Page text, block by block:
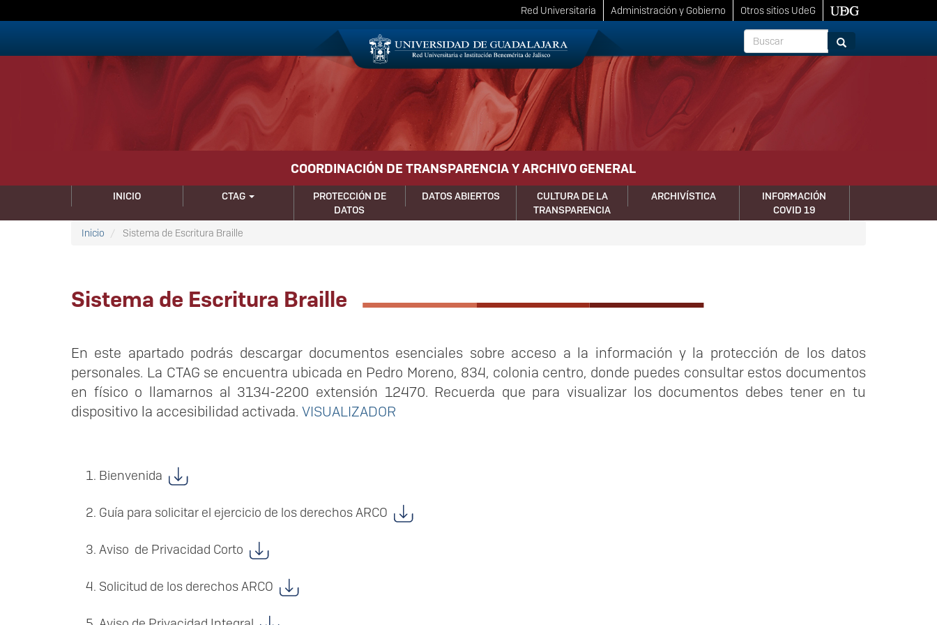
al
Red Universitaria Administración y Gobierno
Otros sitios UdeG
Buscar
Buscar
COORDINACIÓN DE TRANSPARENCIA Y ARCHIVO GENERAL
NAVEGACIÓN
PRINCIPAL
INICIO CTAG
PROTECCIÓN DE
DATOS
DATOS ABIERTOS
CULTURA DE LA
TRANSPARENCIA
ARCHIVÍSTICA
INFORMACIÓN
COVID 19
Inicio
Sistema de Escritura Braille
Sistema de Escritura Braille
En este apartado podrás descargar documentos esenciales sobre acceso a la información y la protección de los datos
personales. La CTAG se encuentra ubicada en Pedro Moreno, 834, colonia centro, donde puedes consultar estos documentos
en físico o llamarnos al 3134-2200 extensión 12470. Recuerda que para visualizar los documentos debes tener en tu
dispositivo la accesibilidad activada. VISUALIZADOR
Bienvenida
Guía para solicitar el ejercicio de los derechos ARCO
Aviso de Privacidad Corto
Solicitud de los derechos ARCO